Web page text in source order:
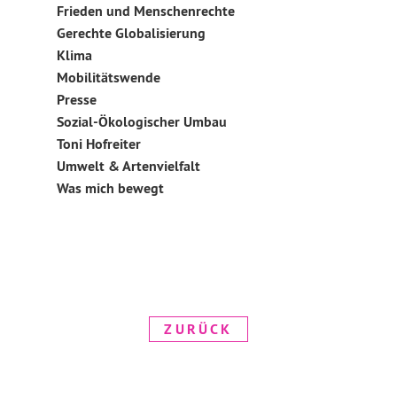
Frieden und Menschenrechte
Gerechte Globalisierung
Klima
Mobilitätswende
Presse
Sozial-Ökologischer Umbau
Toni Hofreiter
Umwelt & Artenvielfalt
Was mich bewegt
ZURÜCK